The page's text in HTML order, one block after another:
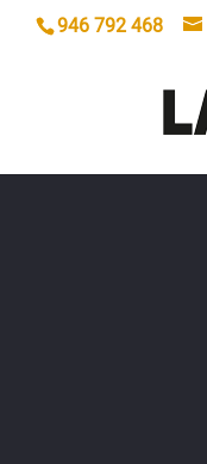
946 792 468